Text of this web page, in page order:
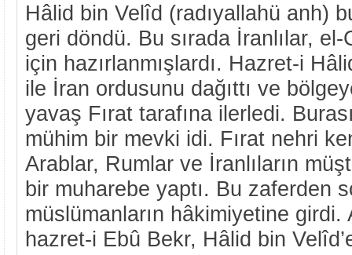
Hâlid bin Velîd (radıyallahü anh)
geri döndü. Bu sırada İranlılar,
için hazırlanmışlardı. Hazret-i
ile İran ordusunu dağıttı ve
yavaş Fırat tarafına ilerledi.
mühim bir mevki idi. Fırat nehri
Arablar, Rumlar ve İranlıların
bir muharebe yaptı. Bu zaferden
müslümanların hâkimiyetine girdi.
hazret-i Ebû Bekr, Hâlid bin